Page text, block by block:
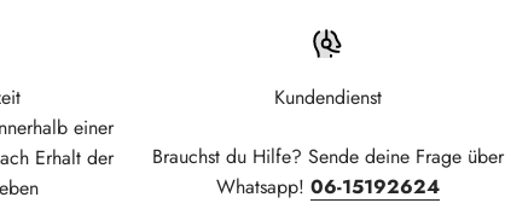
einer
Erhalt der
Kundendienst
Brauchst du Hilfe? Sende deine Frage über
Whatsapp! 06-15192624